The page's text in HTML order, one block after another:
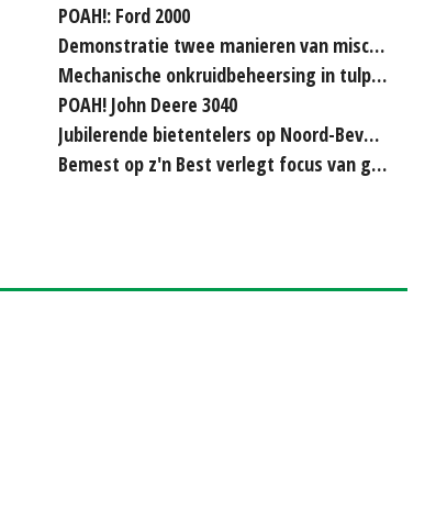
POAH!: Ford 2000
Demonstratie twee manieren van miscanthus hakselen
Mechanische onkruidbeheersing in tulpenteelt steeds...
POAH! John Deere 3040
Jubilerende bietentelers op Noord-Beveland rijden elkaar...
Bemest op z'n Best verlegt focus van grasland naar bouwland